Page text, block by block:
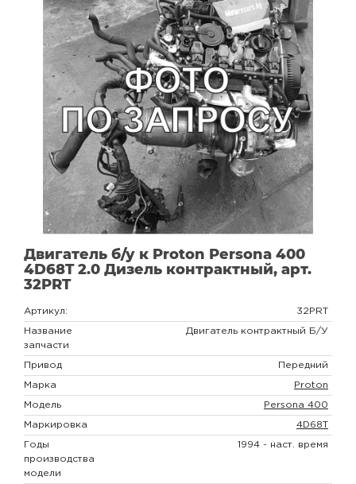
Двигатель б/у к Proton Persona 400
4D68T 2.0 Дизель контрактный, арт.
32PRT
Артикул: 32PRT
Название
запчасти
Двигатель контрактный Б/У
Привод Передний
Марка Proton
Модель Persona 400
Маркировка 4D68T
Годы
производства
модели
1994 - наст. время